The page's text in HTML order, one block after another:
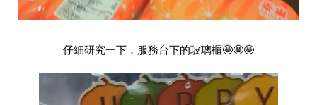
仔細研究一下，服務台下的玻璃櫃🤩🤩🤩